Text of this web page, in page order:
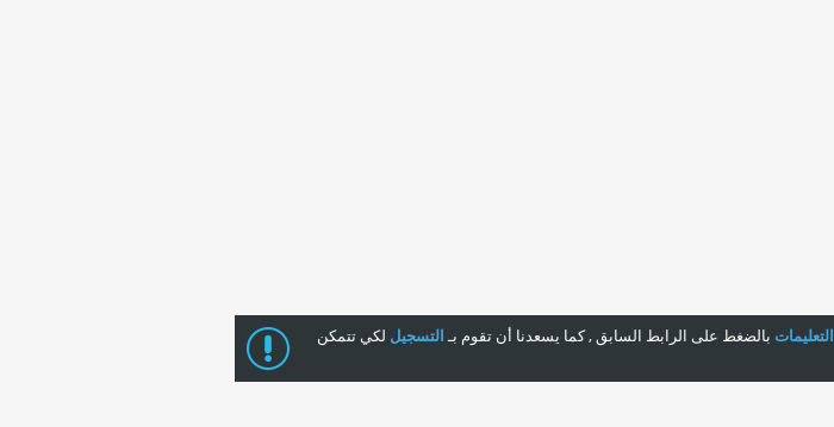
التعليمات بالضغط على الرابط السابق , كما يسعدنا أن تقوم بـالتسجيل لكي تتمكن